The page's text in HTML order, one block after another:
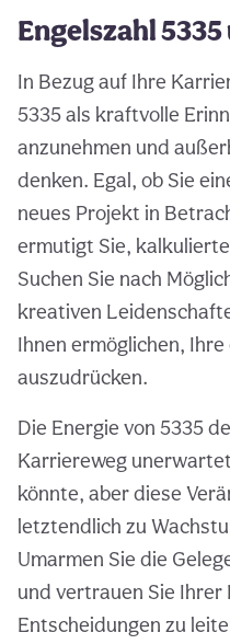
Engelszahl
In Bezug auf Ihre
5335 als kraftvolle
anzunehmen und
denken. Egal, ob Sie
neues Projekt in
ermutigt Sie,
Suchen Sie nach
kreativen
Ihnen ermöglichen,
auszudrücken.
Die Energie von 5335
Karriereweg
könnte, aber diese
letztendlich zu
Umarmen Sie die
und vertrauen Sie Ihrer
Entscheidungen zu